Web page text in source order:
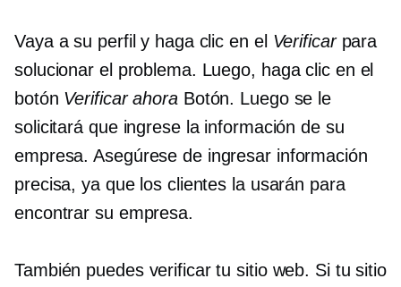
Vaya a su perfil y haga clic en el Verificarpara
solucionar el problema. Luego, haga clic en el
botón Verificar ahoraBotón. Luego se le
solicitará que ingrese la información de su
empresa. Asegúrese de ingresar información
precisa, ya que los clientes la usarán para
encontrar su empresa.
También puedes verificar tu sitio web. Si tu sitio